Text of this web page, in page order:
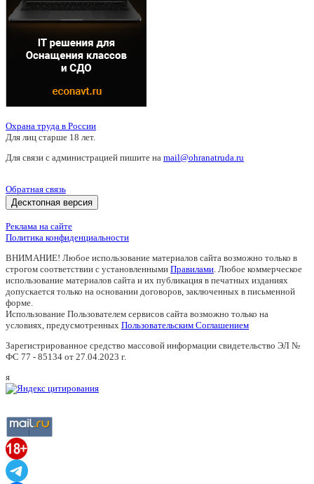
Охрана труда в России
Для лиц старше 18 лет.
Для связи с администрацией пишите на mail@ohranatruda.ru
Обратная связь
Десктопная версия
Реклама на сайте
Политика конфиденциальности
ВНИМАНИЕ! Любое использование материалов сайта возможно только в
строгом соответствии с установленными Правилами . Любое коммерческое
использование материалов сайта и их публикация в печатных изданиях
допускается только на основании договоров, заключенных в письменной
форме.
Использование Пользователем сервисов сайта возможно только на
условиях, предусмотренных Пользовательским Соглашением
Зарегистрированное средство массовой информации свидетельство ЭЛ №
ФС 77 - 85134 от 27.04.2023 г.
я